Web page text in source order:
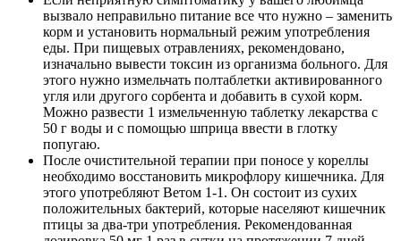
вызвало неправильно питание все что нужно – заменить
корм и установить нормальный режим употребления
еды. При пищевых отравлениях, рекомендовано,
изначально вывести токсин из организма больного. Для
этого нужно измельчать полтаблетки активированного
угля или другого сорбента и добавить в сухой корм.
Можно развести 1 измельченную таблетку лекарства с
50 г воды и с помощью шприца ввести в глотку
попугаю.
После очистительной терапии при поносе у кореллы
необходимо восстановить микрофлору кишечника. Для
этого употребляют Ветом 1-1. Он состоит из сухих
положительных бактерий, которые населяют кишечник
птицы за два-три употребления. Рекомендованная